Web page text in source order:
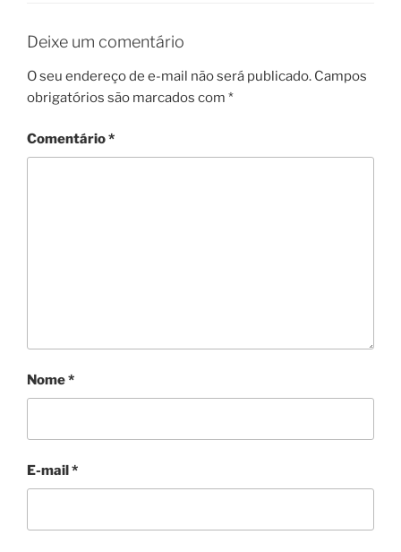
Deixe um comentário
O seu endereço de e-mail não será publicado. Campos
obrigatórios são marcados com *
Comentário*
Nome*
E-mail*